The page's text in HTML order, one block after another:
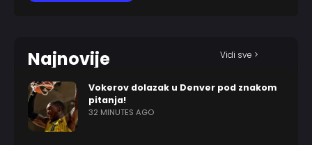
Najnovije Vidi sve >
Vokerov dolazak u Denver pod znakom
pitanja!
32 MINUTES AGO